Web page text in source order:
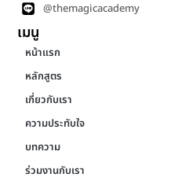
@themagicacademy
เมนู
หน้าแรก
หลักสูตร
เกี่ยวกับเรา
ความประทับใจ
บทความ
ร่วมงานกับเรา